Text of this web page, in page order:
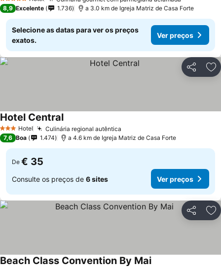
5 Estrelas
8,9 Excelente 1.736 a 3.0 km de Igreja Matriz de Casa Forte
Selecione as datas para ver os preços
exatos.
Ver preços
Partilhar
3 EstrelasHotel Culinária regional autêntica
Hotel Central
7,6 Boa 1.474 a 4.6 km de Igreja Matriz de Casa Forte
De € 35
Consulte os preços de 6 sites Ver preços
Partilhar
Beach Class Convention By Mai